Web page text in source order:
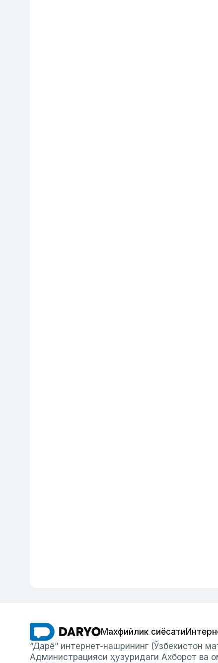
Махфийлик сиёсати
“Дарё” интернет-нашрининг (Ўзбекистон
Администрацияси ҳузуридаги Ахборот ва